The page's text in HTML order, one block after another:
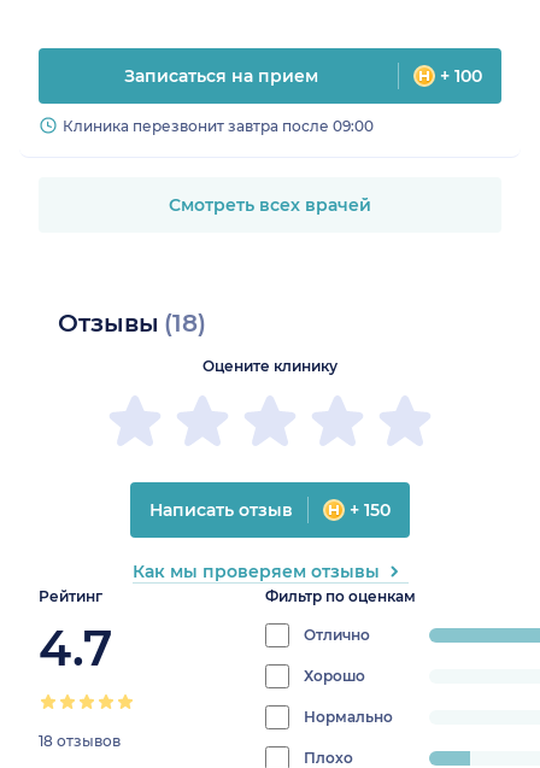
Записаться на прием + 100
Клиника перезвонит завтра после 09:00
Смотреть всех врачей
Отзывы (18)
Рейтинг
4.7
18 отзывов
Фильтр по оценкам
Отлично
progress:
Хорошо
0%
Нормально
0%
Плохо
Оцените клинику
Написать отзыв + 150
Как мы проверяем отзывы